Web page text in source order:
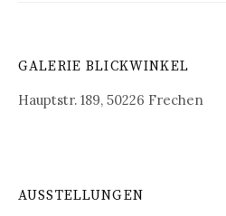
GALERIE BLICKWINKEL
Hauptstr. 189, 50226 Frechen
AUSSTELLUNGEN